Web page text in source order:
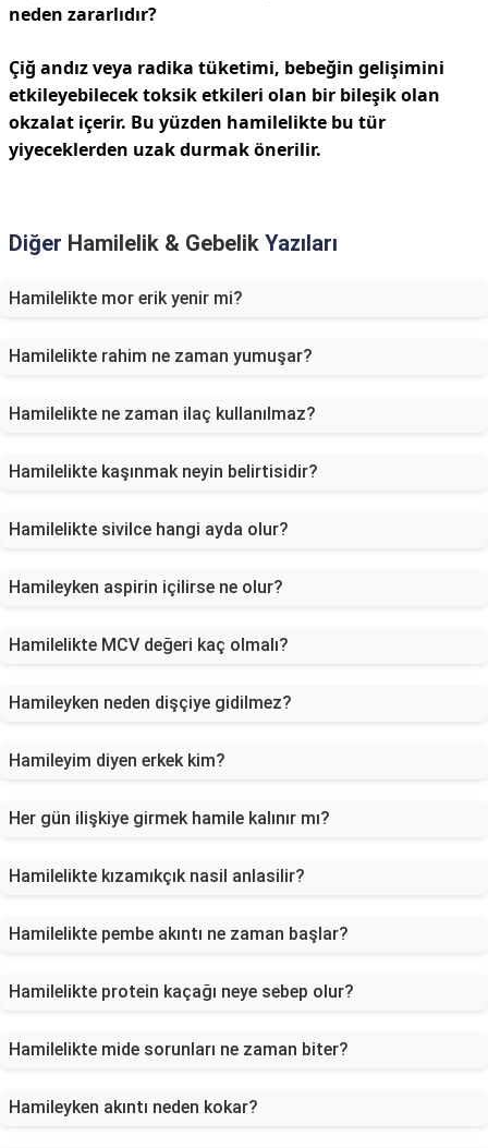
neden zararlıdır?
Çiğ andız veya radika tüketimi, bebeğin gelişimini
etkileyebilecek toksik etkileri olan bir bileşik olan
okzalat içerir. Bu yüzden hamilelikte bu tür
yiyeceklerden uzak durmak önerilir.
Diğer Hamilelik & Gebelik Yazıları
Hamilelikte mor erik yenir mi?
Hamilelikte rahim ne zaman yumuşar?
Hamilelikte ne zaman ilaç kullanılmaz?
Hamilelikte kaşınmak neyin belirtisidir?
Hamilelikte sivilce hangi ayda olur?
Hamileyken aspirin içilirse ne olur?
Hamilelikte MCV değeri kaç olmalı?
Hamileyken neden dişçiye gidilmez?
Hamileyim diyen erkek kim?
Her gün ilişkiye girmek hamile kalınır mı?
Hamilelikte kızamıkçık nasil anlasilir?
Hamilelikte pembe akıntı ne zaman başlar?
Hamilelikte protein kaçağı neye sebep olur?
Hamilelikte mide sorunları ne zaman biter?
Hamileyken akıntı neden kokar?